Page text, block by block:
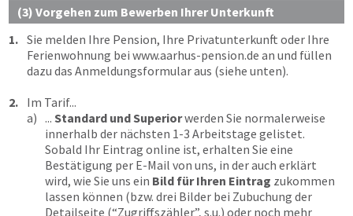
(3) Vorgehen zum Bewerben Ihrer Unterkunft
1. Sie melden Ihre Pension, Ihre Privatunterkunft oder Ihre
Ferienwohnung bei www.aarhus-pension.de an und füllen
dazu das Anmeldungsformular aus (siehe unten).
2. Im Tarif...
a) ... Standard und Superiorwerden Sie normalerweise
innerhalb der nächsten 1-3 Arbeitstage gelistet.
Sobald Ihr Eintrag online ist, erhalten Sie eine
Bestätigung per E-Mail von uns, in der auch erklärt
wird, wie Sie uns ein Bild für Ihren Eintrag zukommen
lassen können (bzw. drei Bilder bei Zubuchung der
Detailseite (“Zugriffszähler”, s.u.) oder noch mehr